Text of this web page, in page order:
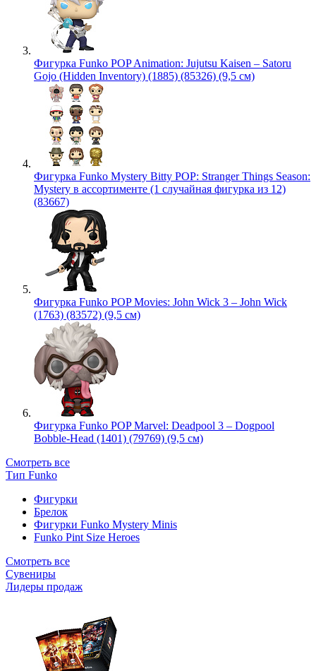
Фигурка Funko POP Animation: Jujutsu Kaisen – Satoru
Gojo (Hidden Inventory) (1885) (85326) (9,5 см)
Фигурка Funko Mystery Bitty POP: Stranger Things Season:
Mystery в ассортименте (1 случайная фигурка из 12)
(83667)
Фигурка Funko POP Movies: John Wick 3 – John Wick
(1763) (83572) (9,5 см)
Фигурка Funko POP Marvel: Deadpool 3 – Dogpool
Bobble-Head (1401) (79769) (9,5 см)
Смотреть все
Тип Funko
Фигурки
Брелок
Фигурки Funko Mystery Minis
Funko Pint Size Heroes
Смотреть все
Сувениры
Лидеры продаж